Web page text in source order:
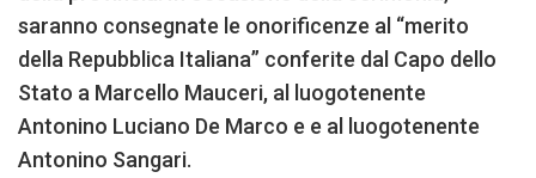
saranno consegnate le onorificenze al “merito
della Repubblica Italiana” conferite dal Capo dello
Stato a Marcello Mauceri, al luogotenente
Antonino Luciano De Marco e e al luogotenente
Antonino Sangari.